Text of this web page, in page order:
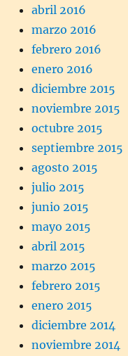
abril 2016
marzo 2016
febrero 2016
enero 2016
diciembre 2015
noviembre 2015
octubre 2015
septiembre 2015
agosto 2015
julio 2015
junio 2015
mayo 2015
abril 2015
marzo 2015
febrero 2015
enero 2015
diciembre 2014
noviembre 2014